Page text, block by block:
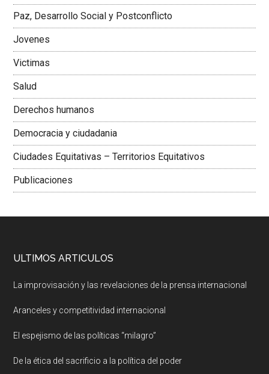
Paz, Desarrollo Social y Postconflicto
Jovenes
Victimas
Salud
Derechos humanos
Democracia y ciudadania
Ciudades Equitativas – Territorios Equitativos
Publicaciones
ULTIMOS ARTICULOS
La improvisación y las revelaciones de la prensa internacional
Aranceles y competitividad internacional
El espejismo de las políticas “milagro”
De la ética del sacrificio a la política del poder